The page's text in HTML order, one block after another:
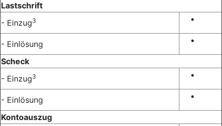
Lastschrift
- Einzug3
- Einlösung
Scheck
- Einzug3
- Einlösung
Kontoauszug